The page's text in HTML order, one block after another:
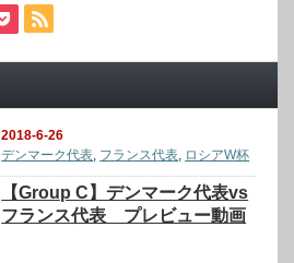
2018-6-26
デンマーク代表, フランス代表, ロシアW杯
【Group C】デンマーク代表vs
フランス代表 プレビュー動画